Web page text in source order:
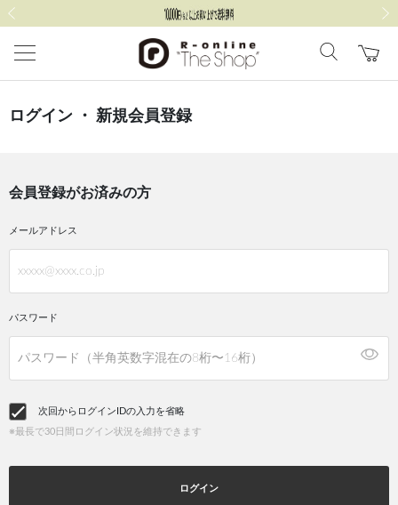
ログイン ・ 新規会員登録
会員登録がお済みの方
メールアドレス
パスワード
次回からログインIDの入力を省略
※最長で30日間ログイン状況を維持できます
ログイン